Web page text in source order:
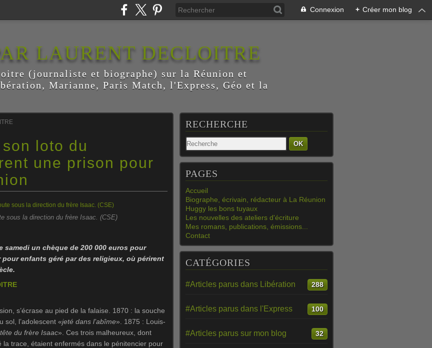
Connexion + Créer mon blog
LAURENT DECLOITRE
(journaliste et biographe) sur la Réunion et
Marianne, Paris Match, l'Express, Géo et la
loto du
une prison pour
sous la direction du frère Isaac. (CSE)
samedi un chèque de 200 000 euros pour
enfants géré par des religieux, où périrent
s’écrase au pied de la falaise. 1870 : la souche
sol, l’adolescent «jeté dans l’abîme». 1875 : Louis-
du frère Isaac». Ces trois malheureux, dont
la trace, étaient enfermés dans le pénitencier pour
RECHERCHE
OK
PAGES
Accueil
Biographe, écrivain, rédacteur à La Réunion
Huggy les bons tuyaux
Les nouvelles des ateliers d'écriture
Mes romans, publications, émissions...
Contact
CATÉGORIES
#Articles parus dans Libération 288
#Articles parus dans l'Express 100
#Articles parus sur mon blog 32